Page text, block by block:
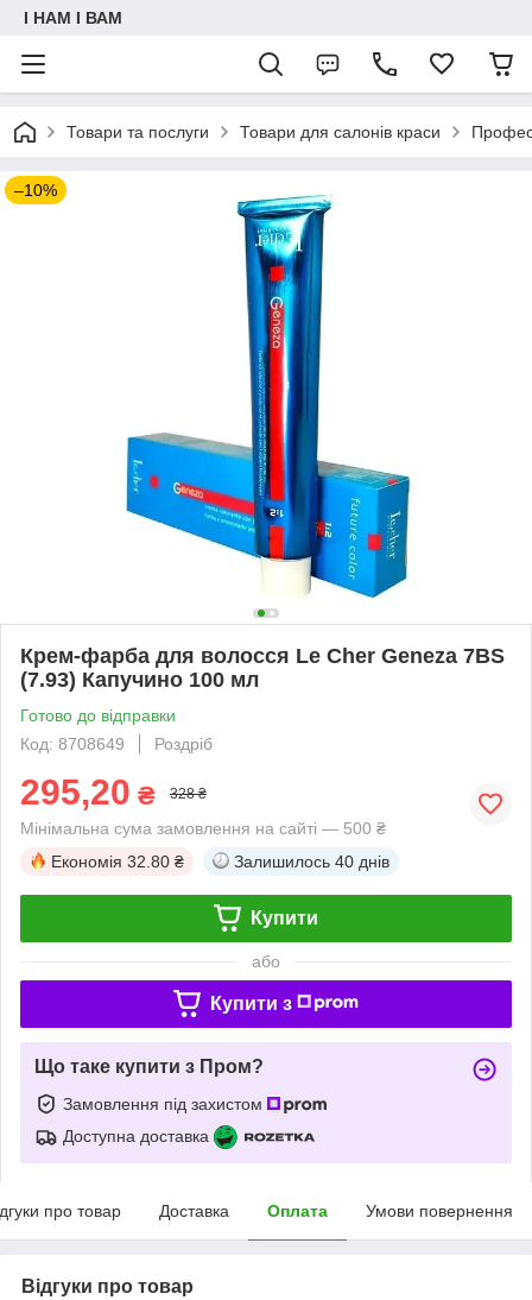
I НАМ I ВАМ
Товари та послуги Товари для салонів краси
–10%
Крем-фарба для волосся Le Cher Geneza 7BS
(7.93) Капучино 100 мл
Готово до відправки
Код: 8708649
Роздріб
295,20 ₴ 328 ₴
Мінімальна сума замовлення на сайті — 500 ₴
Економія 32.80 ₴ Залишилось 40 днів
Купити
або
Купити з
Що таке купити з Пром?
Замовлення під захистом
Доступна доставка
про товар Доставка Оплата Умови повернення
Відгуки про товар